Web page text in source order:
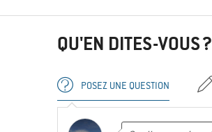
QU'EN DITES-VOUS ?
POSEZ UNE QUESTION